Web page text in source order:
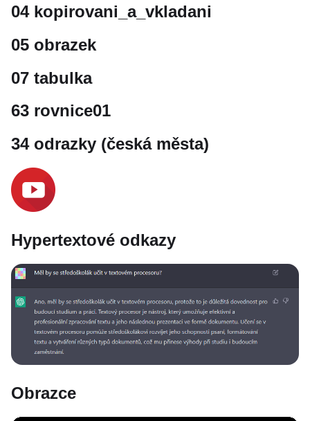
04 kopirovani_a_vkladani
05 obrazek
07 tabulka
63 rovnice01
34 odrazky (česká města)
Hypertextové odkazy
Obrazce